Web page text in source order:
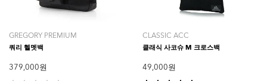
GREGORY PREMIUM
쿼리 헬멧백
379,000 원
CLASSIC ACC
클래식 사코슈 M 크로스백
49,000 원